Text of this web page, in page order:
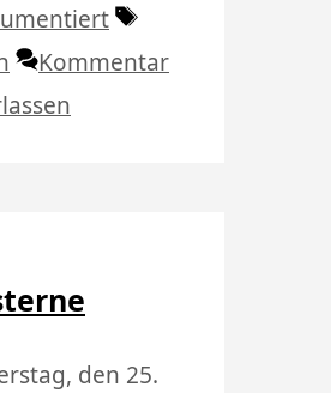
Schlagwörter
Kommentar
den 25.